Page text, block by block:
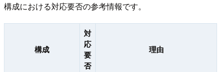
構成における対応要否の参考情報です。
構成
対
応
要
否
理由